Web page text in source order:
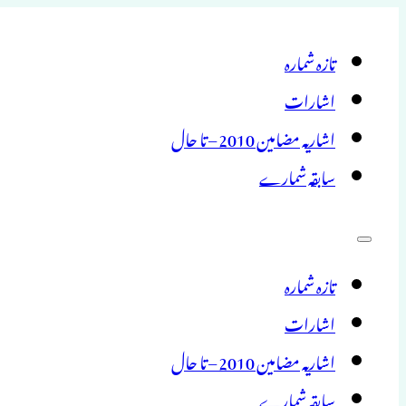
تازہ شمارہ
اشارات
اشاریہ مضامین 2010 – تا حال
سابقہ شمارے
تازہ شمارہ
اشارات
اشاریہ مضامین 2010 – تا حال
سابقہ شمارے